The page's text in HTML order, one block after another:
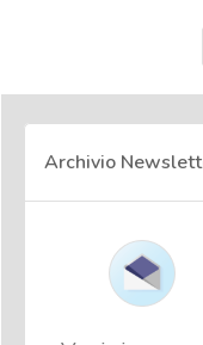
Archivio